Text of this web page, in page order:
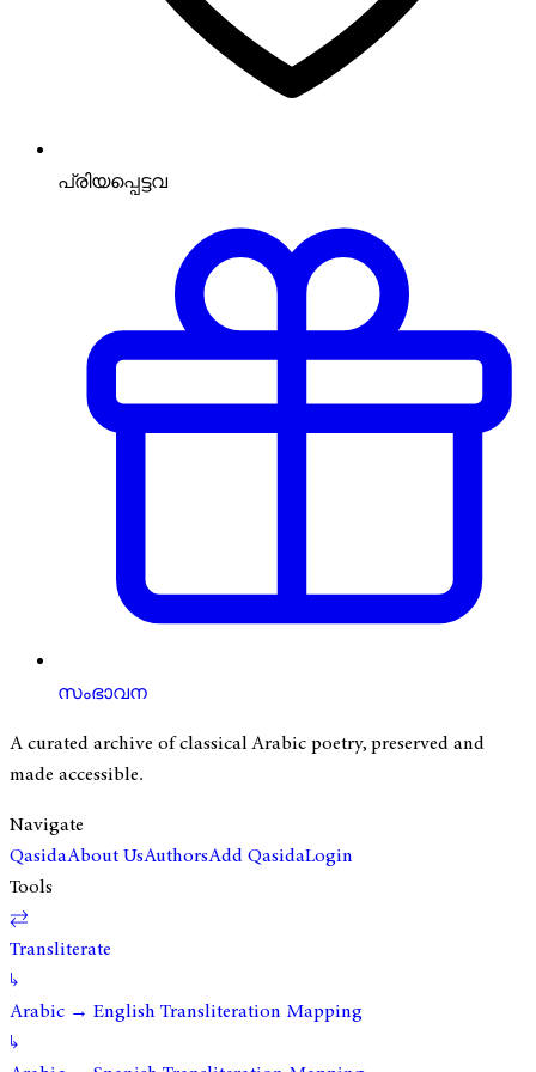
പ്രിയപ്പെട്ടവ
സംഭാവന
A curated archive of classical Arabic poetry, preserved and
made accessible.
Navigate
QasidaAbout UsAuthorsAdd QasidaLogin
Tools
⇄
Transliterate
↳
Arabic → English Transliteration Mapping
↳